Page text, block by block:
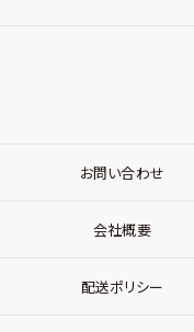
お問い合わせ
会社概要
配送ポリシー